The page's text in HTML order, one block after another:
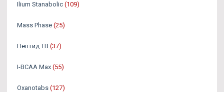
Ilium Stanabolic (109)
Mass Phase (25)
Пептид TB (37)
I-BCAA Max (55)
Oxanotabs (127)